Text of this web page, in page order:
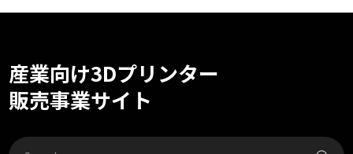
産業向け3Dプリンター
販売事業サイト